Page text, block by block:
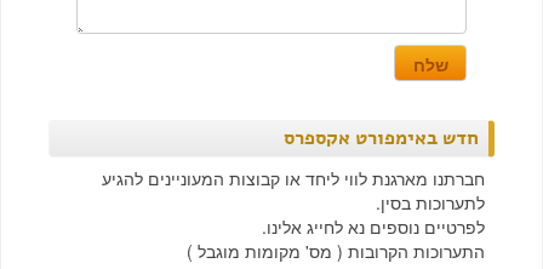
חדש באימפורט אקספרס
חברתנו מארגנת לווי ליחד או קבוצות המעוניינים להגיע
לתערוכות בסין.
לפרטיים נוספים נא לחייג אלינו.
התערוכות הקרובות ( מס' מקומות מוגבל )